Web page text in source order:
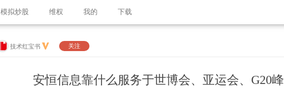
模拟炒股 维权 我的 下载
技术红宝书 关注
安恒信息靠什么服务于世博会、亚运会、G20峰